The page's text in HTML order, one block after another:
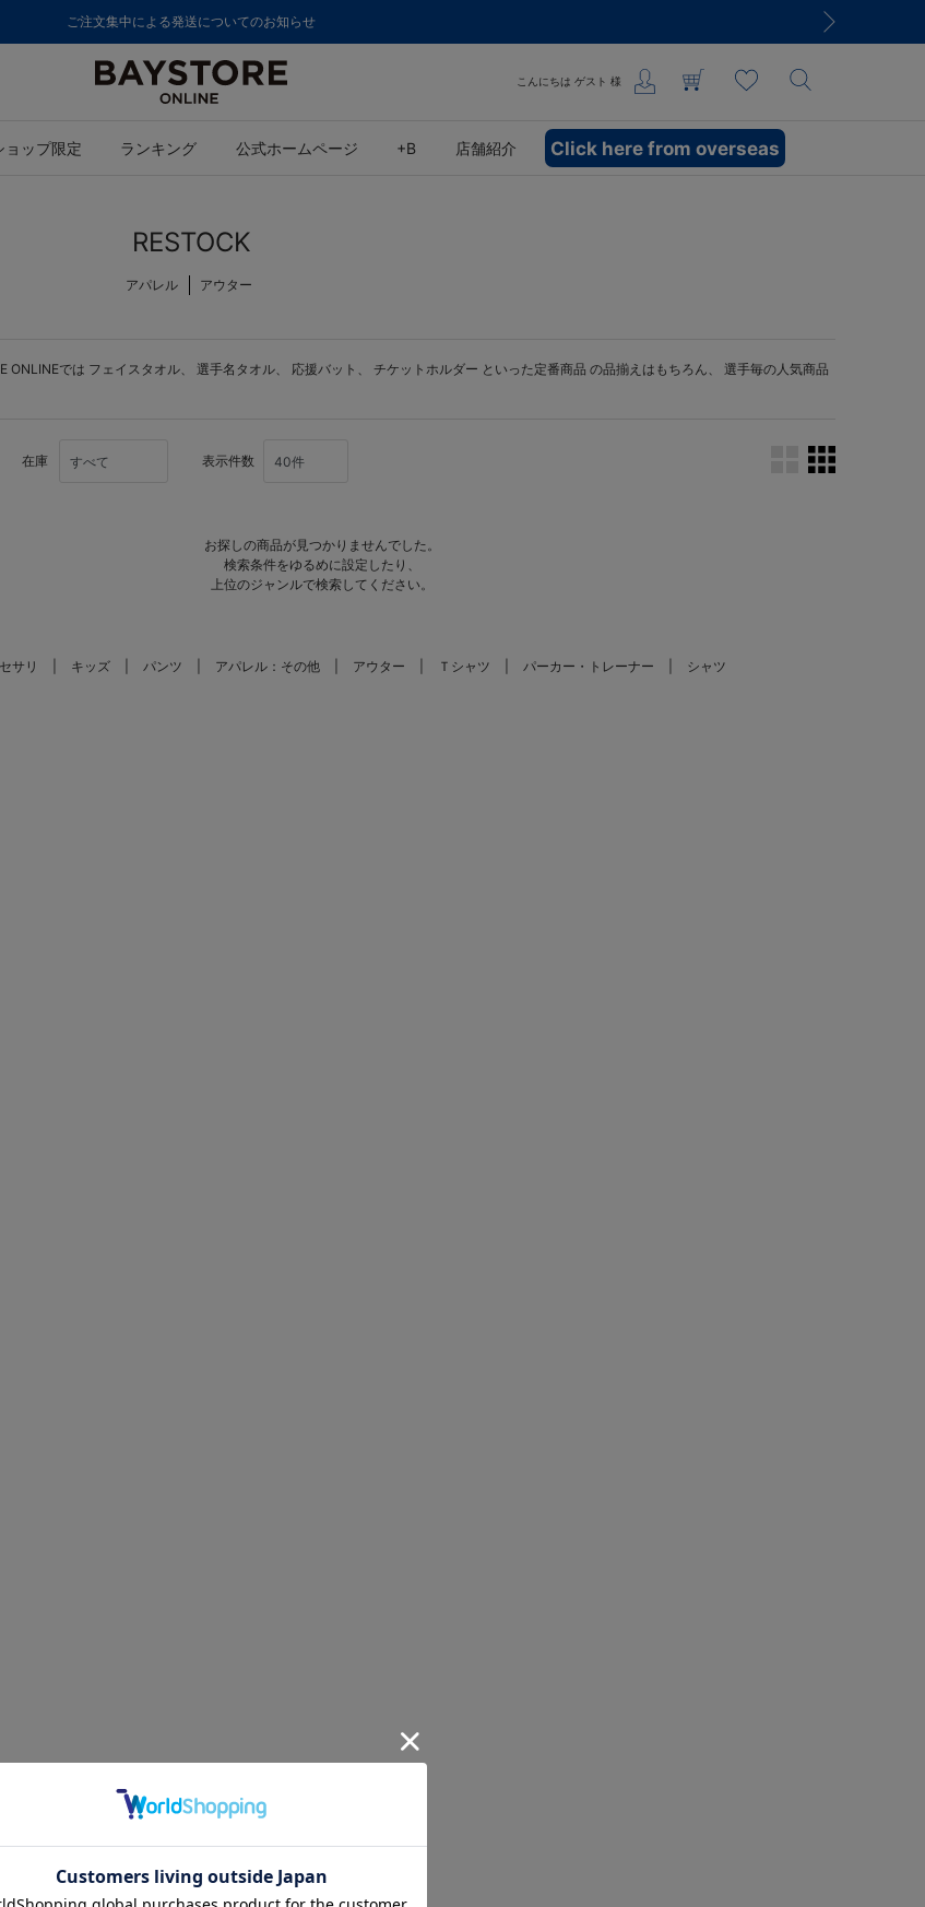
ご注文集中による発送についてのお知らせ
こんにちは ゲスト 様
ョップ限定 ランキング 公式ホームページ +B 店舗紹介 Click here from overseas
RESTOCK
アパレル アウター
ONLINEでは フェイスタオル、 選手名タオル、 応援バット 、 チケットホルダー といった定番商品 の品揃えはもちろん、 選手毎の人気商品
在庫 表示件数
お探しの商品が見つかりませんでした。
検索条件をゆるめに設定したり、
上位のジャンルで検索してください。
サリ キッズ パンツ アパレル：その他 アウター Ｔシャツ パーカー・トレーナー シャツ